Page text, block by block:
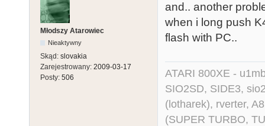
Młodszy Atarowiec
Nieaktywny
Skąd: slovakia
Zarejestrowany: 2009-03-17
Posty: 506
and.. another
when i long push
flash with PC..
ATARI 800XE -
SIO2SD, SIDE3,
(lotharek), rverter,
(SUPER TURBO,